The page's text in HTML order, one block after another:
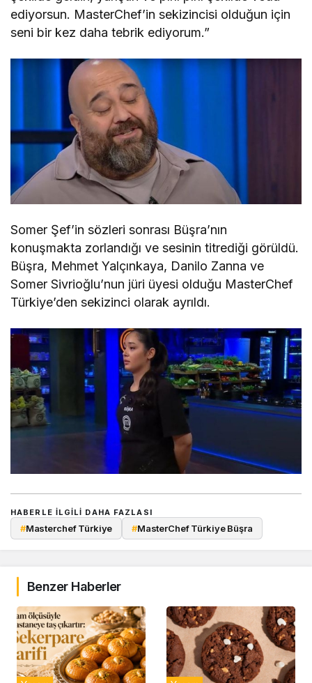
ediyorsun. MasterChef’in sekizincisi olduğun için
seni bir kez daha tebrik ediyorum.”
Somer Şef’in sözleri sonrası Büşra’nın
konuşmakta zorlandığı ve sesinin titrediği görüldü.
Büşra, Mehmet Yalçınkaya, Danilo Zanna ve
Somer Sivrioğlu’nun jüri üyesi olduğu MasterChef
Türkiye’den sekizinci olarak ayrıldı.
HABERLE ILGILI DAHA FAZLASI
#Masterchef Türkiye #MasterChef Türkiye Büşra
Benzer Haberler